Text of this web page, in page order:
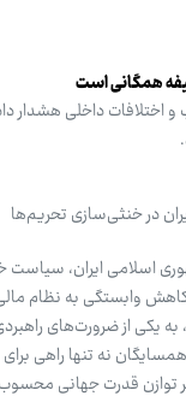
همگانی است
داخلی هشدار
در خنثی‌سازی تحریم‌ها
اسلامی ایران، سیاست
وابستگی به نظام مالی
از ضرورت‌های
نه تنها راهی
توازن قدرت جهانی